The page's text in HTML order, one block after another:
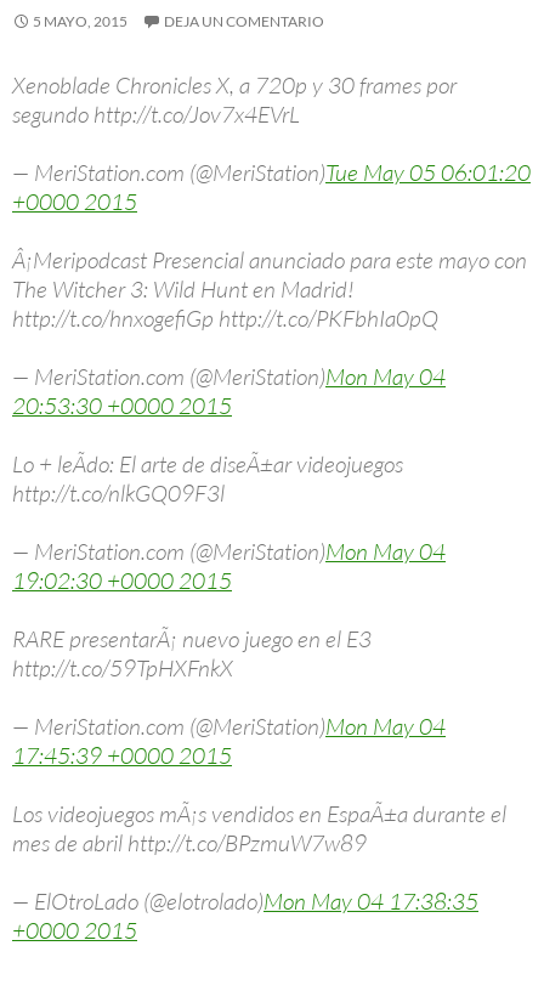
5 MAYO, 2015 DEJA UN COMENTARIO
Xenoblade Chronicles X, a 720p y 30 frames por
segundo http://t.co/Jov7x4EVrL
— MeriStation.com (@MeriStation)Tue May 05 06:01:20
+0000 2015
Â¡Meripodcast Presencial anunciado para este mayo con
The Witcher 3: Wild Hunt en Madrid!
http://t.co/hnxogefiGp http://t.co/PKFbhIa0pQ
— MeriStation.com (@MeriStation)Mon May 04
20:53:30 +0000 2015
Lo + leÃ­do: El arte de diseÃ±ar videojuegos
http://t.co/nlkGQ09F3l
— MeriStation.com (@MeriStation)Mon May 04
19:02:30 +0000 2015
RARE presentarÃ¡ nuevo juego en el E3
http://t.co/59TpHXFnkX
— MeriStation.com (@MeriStation)Mon May 04
17:45:39 +0000 2015
Los videojuegos mÃ¡s vendidos en EspaÃ±a durante el
mes de abril http://t.co/BPzmuW7w89
— ElOtroLado (@elotrolado)Mon May 04 17:38:35
+0000 2015